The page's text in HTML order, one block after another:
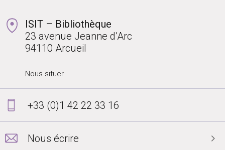
ISIT – Bibliothèque
23 avenue Jeanne d’Arc
94110 Arcueil
Nous situer
+33 (0)1 42 22 33 16
Nous écrire